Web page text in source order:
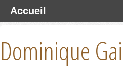
Dominique
Accueil